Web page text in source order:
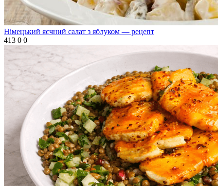
Німецький яєчний салат з яблуком — рецепт
413 0 0